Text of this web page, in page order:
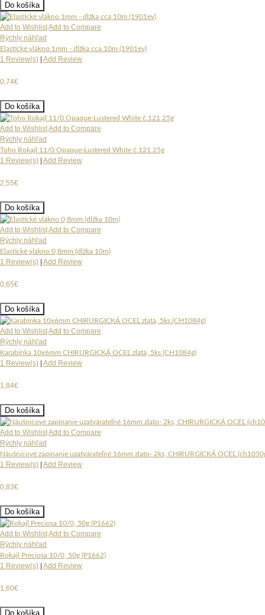
Do košíka
Add to WishlistAdd to Compare
Rýchly náhľad
Elastické vlákno 1mm - dlžka cca 10m (1901ev)
1 Review(s) Add Review
0,74€
Do košíka
Add to WishlistAdd to Compare
Rýchly náhľad
Toho Rokajl 11/0 Opaque-Lustered White č.121 25g
1 Review(s) Add Review
2,55€
Do košíka
Add to WishlistAdd to Compare
Rýchly náhľad
Elastické vlákno 0,8mm (dlžka 10m)
1 Review(s) Add Review
0,65€
Do košíka
Add to WishlistAdd to Compare
Rýchly náhľad
Karabínka 10x6mm CHIRURGICKÁ OCEĽ zlatá, 5ks (CH1084g)
1 Review(s) Add Review
1,84€
Do košíka
Add to WishlistAdd to Compare
Rýchly náhľad
Náušnicové zapínanie uzatvárateľné 16mm zlato- 2ks, CHIRURGICKÁ OCEĽ
1 Review(s) Add Review
0,83€
Do košíka
Add to WishlistAdd to Compare
Rýchly náhľad
Rokajl Preciosa 10/0, 50g (P1662)
1 Review(s) Add Review
1,60€
Do košíka